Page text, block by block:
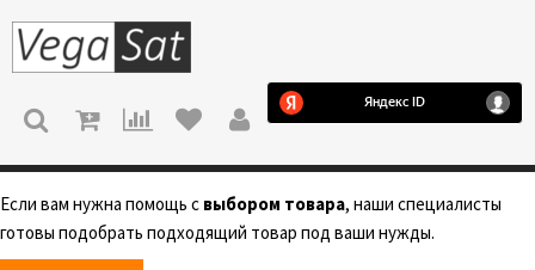
МЕНЮ
Если вам нужна помощь с выбором товара, наши специалисты
готовы подобрать подходящий товар под ваши нужды.